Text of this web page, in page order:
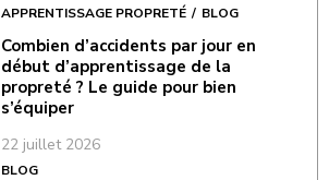
APPRENTISSAGE PROPRETÉ BLOG
Combien d’accidents par jour en
début d’apprentissage de la
propreté ? Le guide pour bien
s’équiper
22 juillet 2026
BLOG